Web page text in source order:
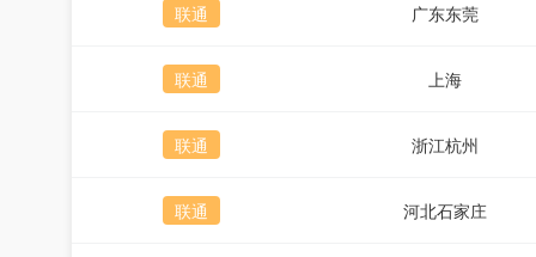
联通 广东东莞
联通 上海
联通 浙江杭州
联通 河北石家庄